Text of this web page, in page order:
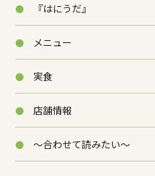
『はにうだ』
メニュー
実食
店舗情報
～合わせて読みたい～